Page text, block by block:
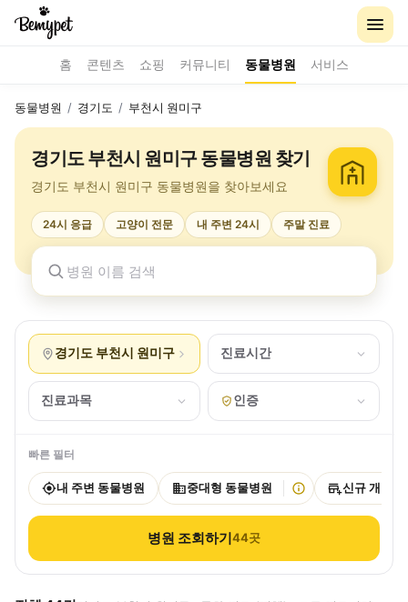
홈 콘텐츠 쇼핑 커뮤니티 동물병원 서비스
동물병원 / 경기도 / 부천시 원미구
경기도 부천시 원미구 동물병원 찾기
경기도 부천시 원미구 동물병원을 찾아보세요
24시 응급 고양이 전문 내 주변 24시 주말 진료
경기도 부천시 원미구 진료시간
진료과목 인증
빠른 필터
내 주변 동물병원 중대형 동물병원 신규 개원
병원 조회하기44곳